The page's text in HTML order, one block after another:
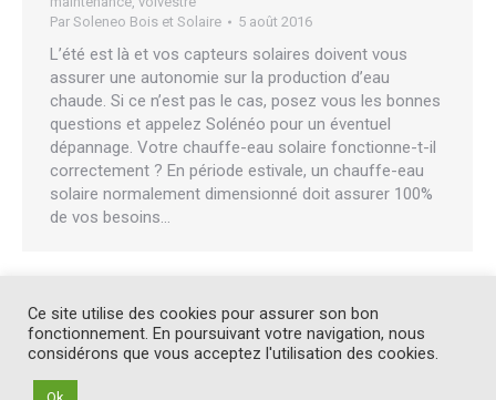
Par Soleneo Bois et Solaire 5 août 2016
L’été est là et vos capteurs solaires doivent vous
assurer une autonomie sur la production d’eau
chaude. Si ce n’est pas le cas, posez vous les bonnes
questions et appelez Solénéo pour un éventuel
dépannage. Votre chauffe-eau solaire fonctionne-t-il
correctement ? En période estivale, un chauffe-eau
solaire normalement dimensionné doit assurer 100%
de vos besoins…
1 2 →
Ce site utilise des cookies pour assurer son bon
fonctionnement. En poursuivant votre navigation, nous
considérons que vous acceptez l'utilisation des cookies.